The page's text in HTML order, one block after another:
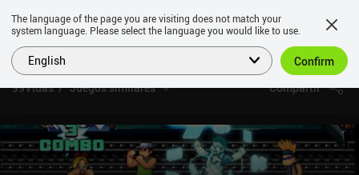
99Vidas Juegos similares Compartir
The language of the page you are visiting does not match your
system language. Please select the language you would like to use.
English Confirm